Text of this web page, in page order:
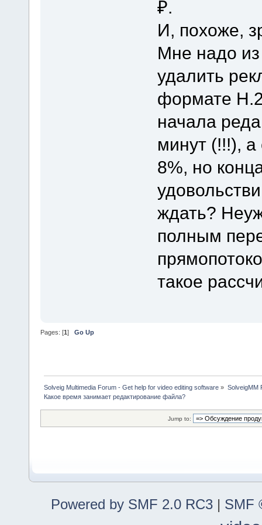
₽.
И, похоже,
Мне надо
удалить
формате
начала
минут (!!!),
8%, но
ждать?
полным
такое
Pages: [1] Go Up
Solveig Multimedia Forum - Get help for video editing software » SolveigMM
Какое время занимает редактирование файла?
Jump to:
Powered by SMF 2.0 RC3 | SMF